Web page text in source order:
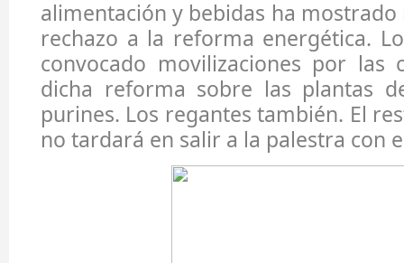
alimentación y bebidas ha
rechazo a la reforma energética.
convocado movilizaciones por las
dicha reforma sobre las plantas
purines. Los regantes también. El
no tardará en salir a la palestra con